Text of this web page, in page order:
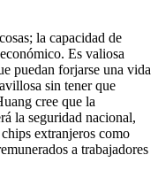
la capacidad de
Es valiosa
puedan forjarse una vida
sin tener que
cree que la
la seguridad nacional,
extranjeros como
a trabajadores